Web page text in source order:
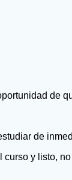
de
de
y listo,